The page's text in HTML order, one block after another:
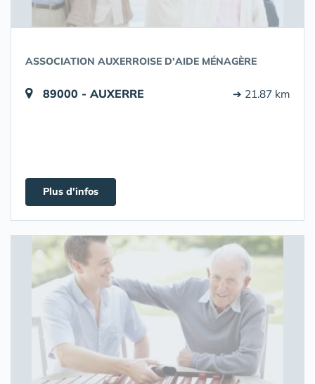
ASSOCIATION AUXERROISE D'AIDE MÉNAGÈRE
89000 - AUXERRE ➔ 21.87 km
Plus d'infos